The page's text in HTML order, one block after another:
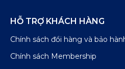
HỖ TRỢ KHÁCH HÀNG
Chính sách đổi hàng và bảo
Chính sách Membership